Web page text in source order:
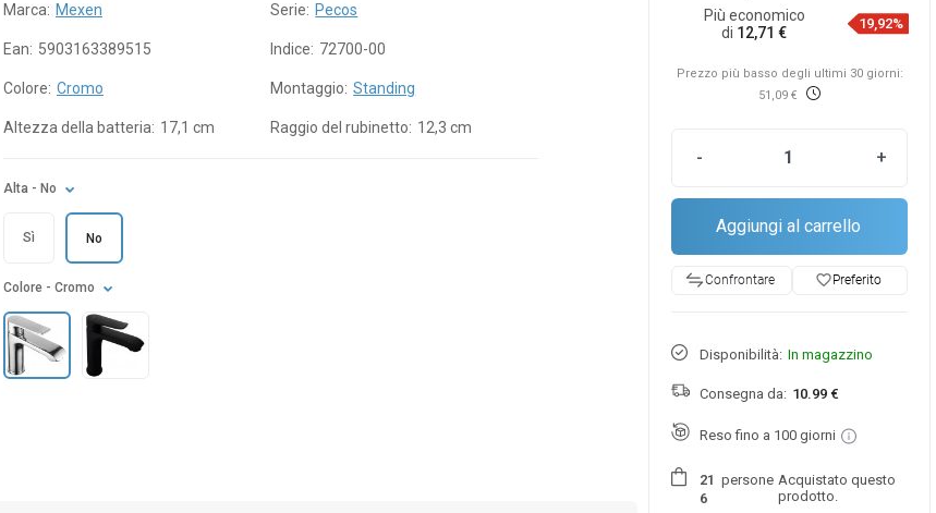
Marca: Mexen Serie: Pecos
Ean: 5903163389515 Indice: 72700-00
Colore: Cromo Montaggio: Standing
Altezza della batteria: 17,1 cm Raggio del rubinetto: 12,3 cm
Colore - Cromo
Alta - No
No
Sì
Più economico
di 12,71 € 19,92%
Prezzo più basso degli ultimi 30 giorni:
51,09 €
- +
Aggiungi al carrello
Confrontare favorite_borderPreferito
Disponibilità: In magazzino
Consegna da: 10.99 €
Reso fino a 100 giorni
21
6
persone Acquistato questo
prodotto.